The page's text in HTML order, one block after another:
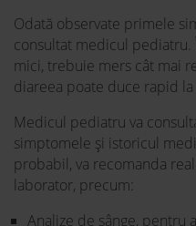
Odată observate primele
consultat medicul
mici, trebuie mers cât mai
diareea poate duce rapid
Medicul pediatru va
simptomele și istoricul
probabil, va recomanda
laborator, precum:
Analize de sânge, pentru